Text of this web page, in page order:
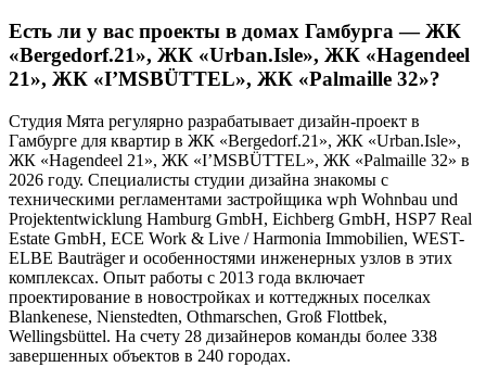
Есть ли у вас проекты в домах Гамбурга — ЖК
«Bergedorf.21», ЖК «Urban.Isle», ЖК «Hagendeel
21», ЖК «I’MSBÜTTEL», ЖК «Palmaille 32»?
Студия Мята регулярно разрабатывает дизайн-проект в
Гамбурге для квартир в ЖК «Bergedorf.21», ЖК «Urban.Isle»,
ЖК «Hagendeel 21», ЖК «I’MSBÜTTEL», ЖК «Palmaille 32» в
2026 году. Специалисты студии дизайна знакомы с
техническими регламентами застройщика wph Wohnbau und
Projektentwicklung Hamburg GmbH, Eichberg GmbH, HSP7 Real
Estate GmbH, ECE Work & Live / Harmonia Immobilien, WEST-
ELBE Bauträger и особенностями инженерных узлов в этих
комплексах. Опыт работы с 2013 года включает
проектирование в новостройках и коттеджных поселках
Blankenese, Nienstedten, Othmarschen, Groß Flottbek,
Wellingsbüttel. На счету 28 дизайнеров команды более 338
завершенных объектов в 240 городах.